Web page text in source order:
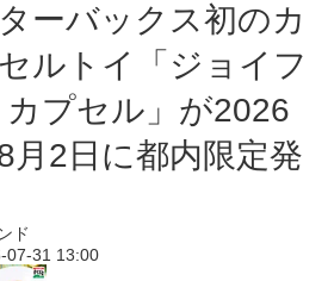
ーバックス初のカ
ルトイ「ジョイフ
カプセル」が2026
月2日に都内限定発
ド
07-31 13:00